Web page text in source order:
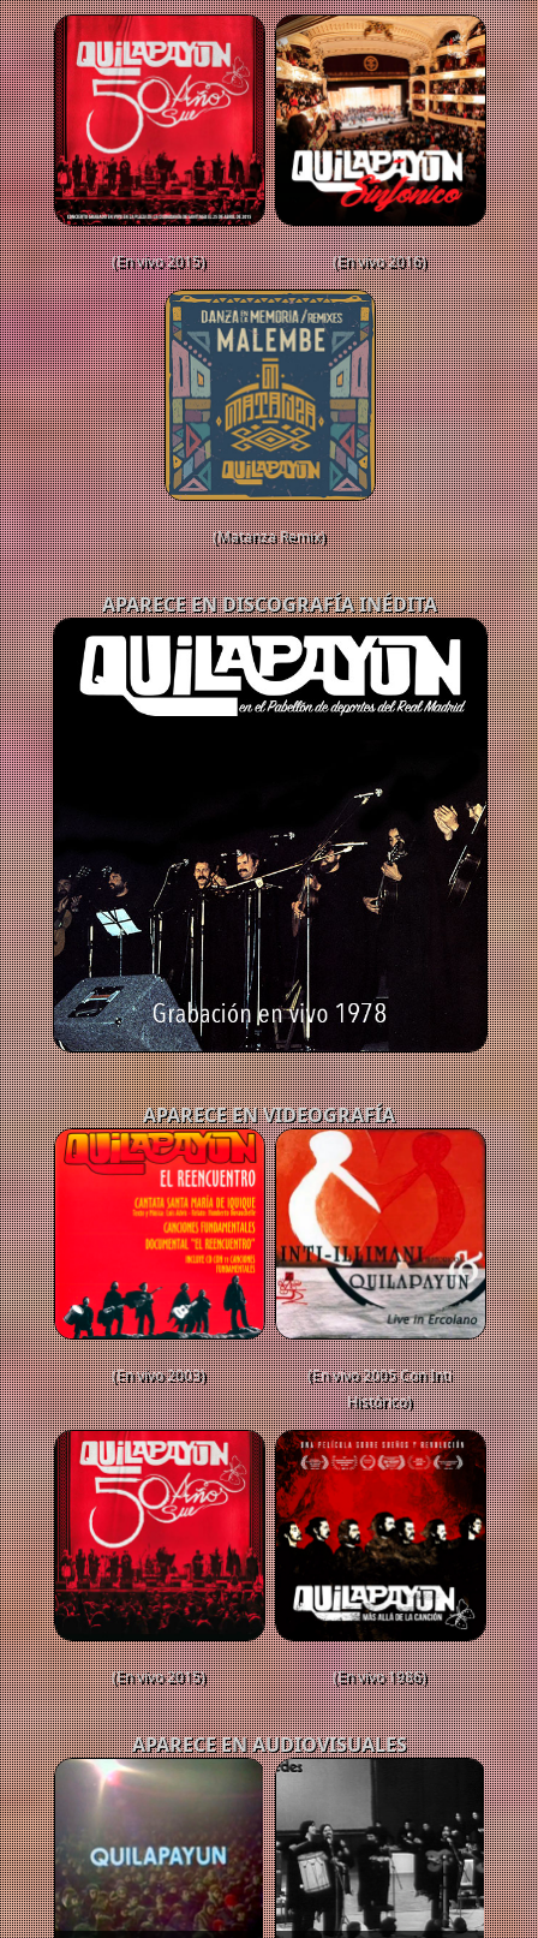
(En vivo 2015) (En vivo 2016)
(Matanza Remix)
APARECE EN DISCOGRAFÍA INÉDITA
APARECE EN VIDEOGRAFÍA
(En vivo 2003)
(En vivo 2005 Con Inti
Histórico)
(En vivo 2015) (En vivo 1986)
APARECE EN AUDIOVISUALES